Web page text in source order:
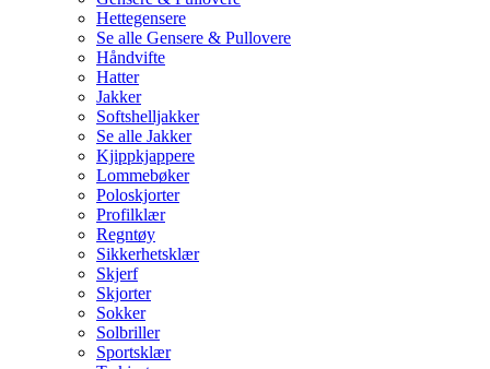
Hettegensere
Se alle Gensere & Pullovere
Håndvifte
Hatter
Jakker
Softshelljakker
Se alle Jakker
Kjippkjappere
Lommebøker
Poloskjorter
Profilklær
Regntøy
Sikkerhetsklær
Skjerf
Skjorter
Sokker
Solbriller
Sportsklær